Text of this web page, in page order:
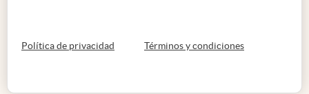
Política de privacidad abre en nueva pestaña
Términos y condicionesabre en nueva